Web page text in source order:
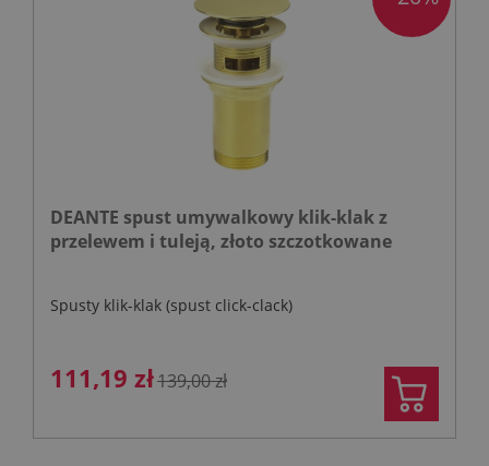
DEANTE spust umywalkowy klik-klak z
przelewem i tuleją, złoto szczotkowane
Spusty klik-klak (spust click-clack)
111,19 zł139,00 zł